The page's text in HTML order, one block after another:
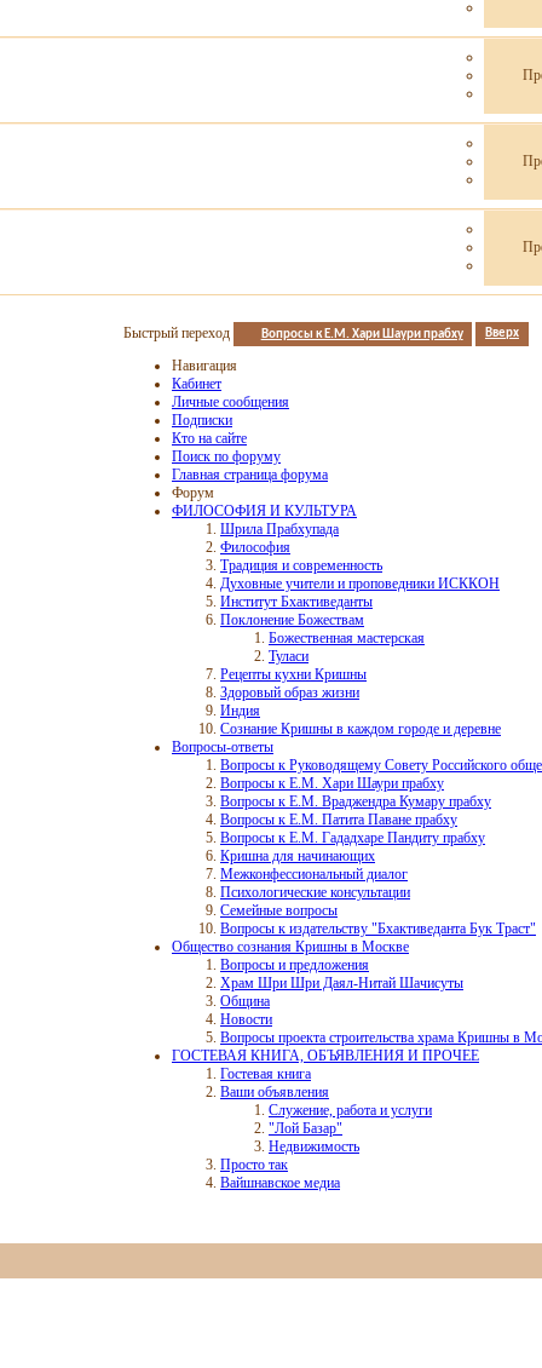
Быстрый переход Вопросы к Е.М. Хари Шаури прабху Вверх
Навигация
Кабинет
Личные сообщения
Подписки
Кто на сайте
Поиск по форуму
Главная страница форума
Форум
ФИЛОСОФИЯ И КУЛЬТУРА
Шрила Прабхупада
Философия
Традиция и современность
Духовные учители и проповедники ИСККОН
Институт Бхактиведанты
Поклонение Божествам
Божественная мастерская
Туласи
Рецепты кухни Кришны
Здоровый образ жизни
Индия
Сознание Кришны в каждом городе и деревне
Вопросы-ответы
Вопросы к Руководящему Совету Российского
Вопросы к Е.М. Хари Шаури прабху
Вопросы к Е.М. Враджендра Кумару прабху
Вопросы к Е.М. Патита Паване прабху
Вопросы к Е.М. Гададхаре Пандиту прабху
Кришна для начинающих
Межконфессиональный диалог
Психологические консультации
Семейные вопросы
Вопросы к издательству "Бхактиведанта Бук Траст"
Общество сознания Кришны в Москве
Вопросы и предложения
Храм Шри Шри Даял-Нитай Шачисуты
Община
Новости
Вопросы проекта строительства храма Кришны в
ГОСТЕВАЯ КНИГА, ОБЪЯВЛЕНИЯ И ПРОЧЕЕ
Гостевая книга
Ваши объявления
Служение, работа и услуги
"Лой Базар"
Недвижимость
Просто так
Вайшнавское медиа